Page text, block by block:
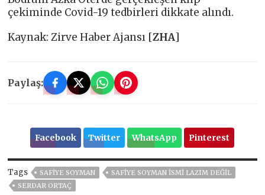
çekiminde Covid-19 tedbirleri dikkate alındı.
Kaynak: Zirve Haber Ajansı [ZHA]
Paylaş:
Facebook Twitter WhatsApp Pinterest
Tags SAFIYE SOYMAN
SAFIYE SOYMAN İSMI LAZIM DEĞIL
SERDAR ORTAÇ